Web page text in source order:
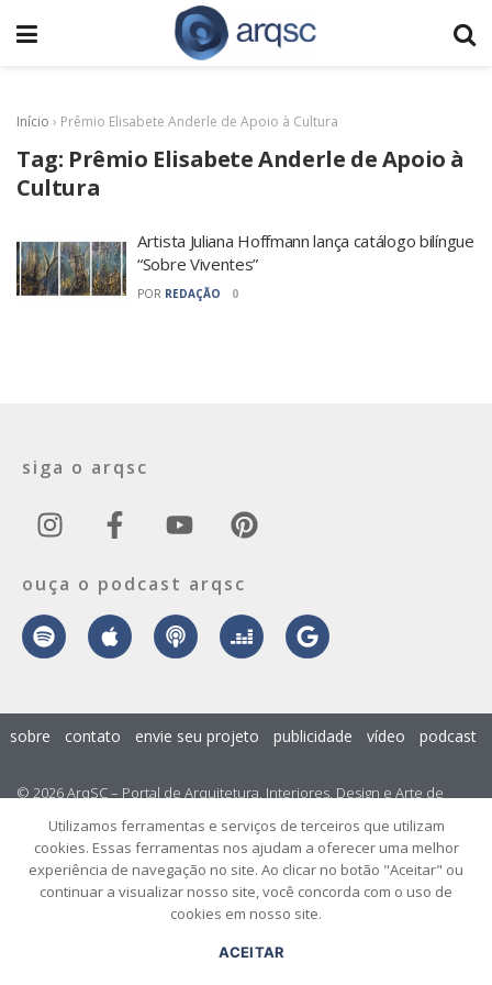
Início › Prêmio Elisabete Anderle de Apoio à Cultura
Tag: Prêmio Elisabete Anderle de Apoio à
Cultura
Artista Juliana Hoffmann lança catálogo bilíngue
“Sobre Viventes”
POR REDAÇÃO 0
siga o arqsc
ouça o podcast arqsc
© 2026 ArqSC – Portal de Arquitetura, Interiores, Design e Arte de
Santa Catarina – Todos os Direitos Reservados.
sobre contato envie seu projeto publicidade vídeo podcast
Utilizamos ferramentas e serviços de terceiros que utilizam
cookies. Essas ferramentas nos ajudam a oferecer uma melhor
experiência de navegação no site. Ao clicar no botão "Aceitar" ou
continuar a visualizar nosso site, você concorda com o uso de
cookies em nosso site.
ACEITAR